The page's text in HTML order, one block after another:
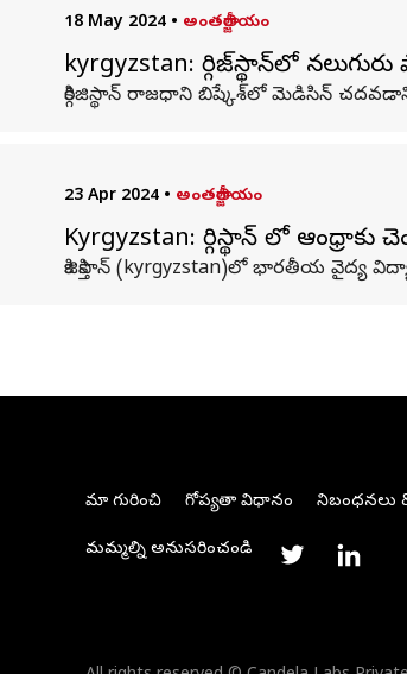
18 May 2024 • అంతర్జాతీయం
kyrgyzstan: కిర్గిజ్‌స్థాన్‌లో
కిర్గిజిస్థాన్ రాజధాని బిష్కేశ్‌లో మెడిసిన్
23 Apr 2024 • అంతర్జాతీయం
Kyrgyzstan: కిర్గిస్థాన్ లో
కిజికిస్తాన్‌ (kyrgyzstan)లో భారతీయ వైద్య
మా గురించి గోప్యతా విధానం నిబంధనలు
మమ్మల్ని అనుసరించండి